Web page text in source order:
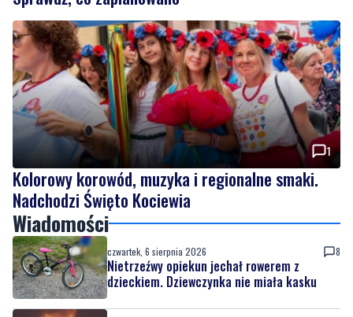
1
Kolorowy korowód, muzyka i regionalne smaki.
Nadchodzi Święto Kociewia
Wiadomości
czwartek, 6 sierpnia 2026 8
Nietrzeźwy opiekun jechał rowerem z
dzieckiem. Dziewczynka nie miała kasku